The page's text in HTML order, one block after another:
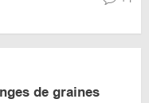
de graines